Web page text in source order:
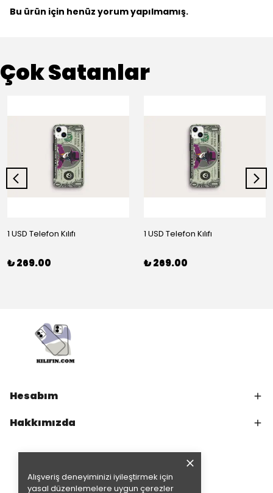
Alışveriş deneyiminizi iyileştirmek için
yasal düzenlemelere uygun çerezler
Bu ürün için henüz yorum yapılmamış.
Çok Satanlar
1 USD Telefon Kılıfı
₺ 269.00
1 USD Telefon Kılıfı
₺ 269.00
Hesabım
Hakkımızda